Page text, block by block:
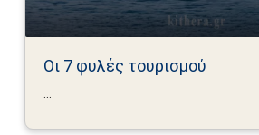
Οι 7 φυλές τουρισμού